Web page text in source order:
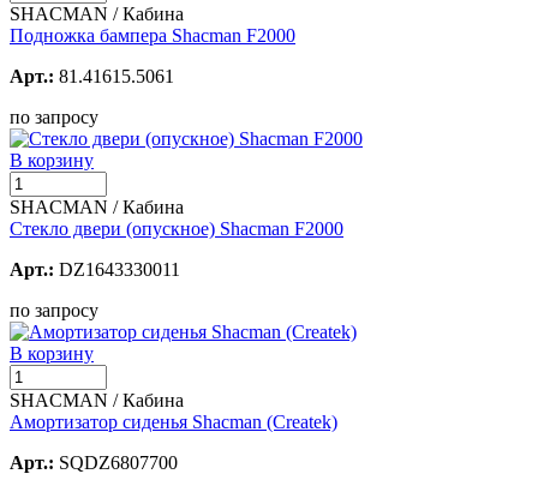
SHACMAN / Кабина
Подножка бампера Shacman F2000
Арт.: 81.41615.5061
по запросу
В корзину
SHACMAN / Кабина
Стекло двери (опускное) Shacman F2000
Арт.: DZ1643330011
по запросу
В корзину
SHACMAN / Кабина
Амортизатор сиденья Shacman (Createk)
Арт.: SQDZ6807700